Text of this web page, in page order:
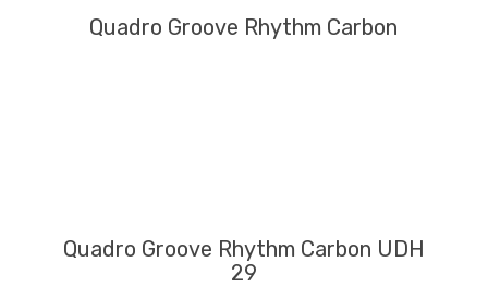
Quadro Groove Rhythm Carbon
Quadro Groove Rhythm Carbon UDH
29